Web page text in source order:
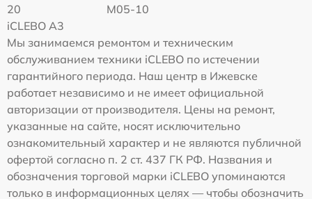
20
M05-10
iCLEBO A3
Мы занимаемся ремонтом и техническим
обслуживанием техники iCLEBO по истечении
гарантийного периода. Наш центр в Ижевске
работает независимо и не имеет официальной
авторизации от производителя. Цены на ремонт,
указанные на сайте, носят исключительно
ознакомительный характер и не являются публичной
офертой согласно п. 2 ст. 437 ГК РФ. Названия и
обозначения торговой марки iCLEBO упоминаются
только в информационных целях — чтобы обозначить